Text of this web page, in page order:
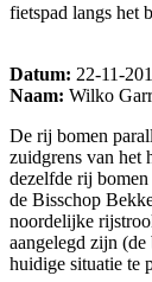
fietspad langs het
Datum: 22-11-
Naam: Wilko
De rij bomen
zuidgrens van het
dezelfde rij
de Bisschop
noordelijke
aangelegd zijn
huidige situatie te